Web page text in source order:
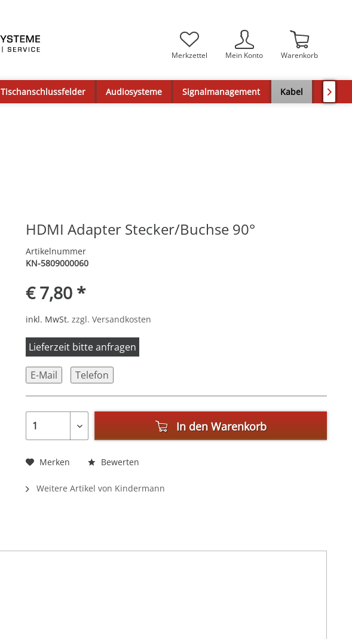
Merkzettel Mein Konto Warenkorb
Tischanschlussfelder Audiosysteme Signalmanagement Kabel 
HDMI Adapter Stecker/Buchse 90°
Artikelnummer
KN-5809000060
€ 7,80 *
inkl. MwSt. zzgl. Versandkosten
Lieferzeit bitte anfragen
E-Mail Telefon
In den Warenkorb
Merken Bewerten
Weitere Artikel von Kindermann